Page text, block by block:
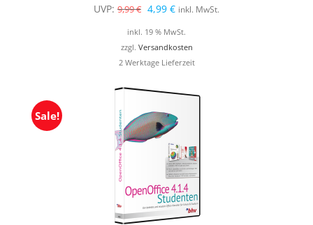
UVP: 9,99€ Ursprünglicher
Preis
war:
9,99 €
4,99 €Aktueller
Preis
ist:
4,99 €.
inkl. MwSt.
inkl. 19 % MwSt.
zzgl. Versandkosten
2 Werktage Lieferzeit
Sale!